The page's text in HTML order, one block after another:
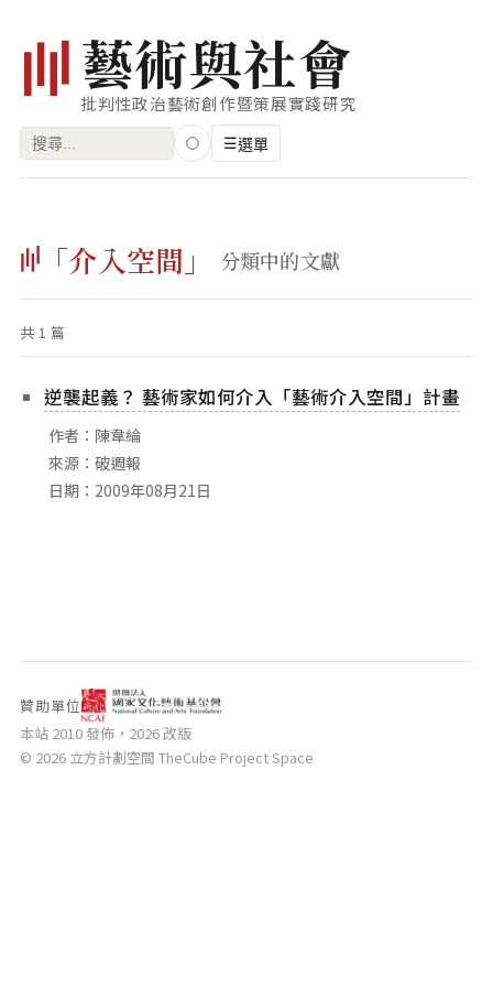
藝術與社會
批判性政治藝術創作暨策展實踐研究
搜
字:
☰選單
藝術家
創作類型
專題
索引
關鍵字
標籤雲
相關網站
出版品
「介入空間」 分類中的文獻
共 1 篇
逆襲起義？ 藝術家如何介入「藝術介入空間」計畫
作者：陳韋綸
來源：破週報
日期：2009年08月21日
贊助單位
本站 2010 發佈，2026 改版
© 2026 立方計劃空間 TheCube Project Space